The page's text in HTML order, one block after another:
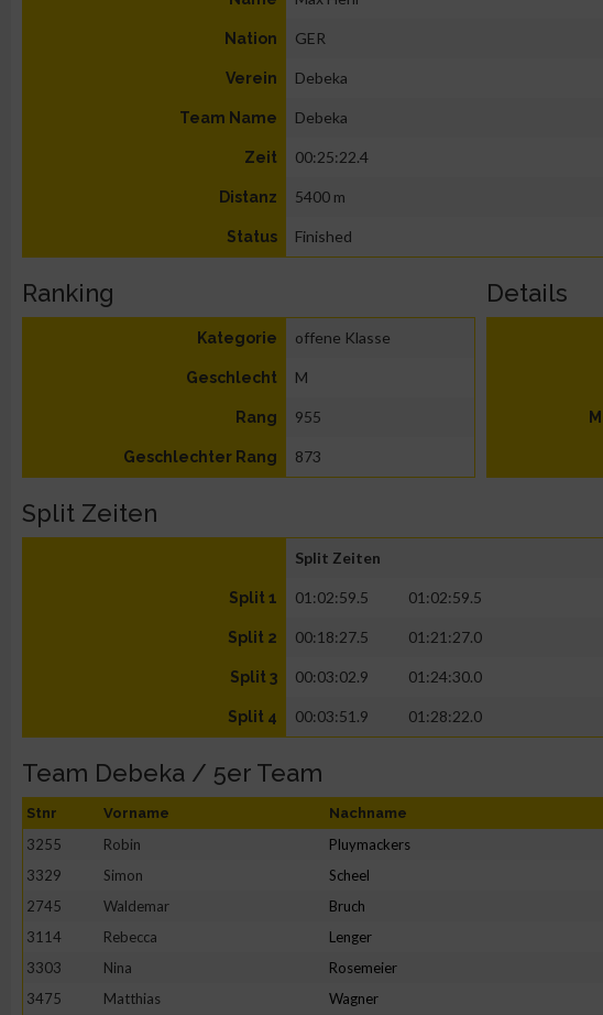
Nation GER
Verein Debeka
Team Name Debeka
Zeit 00:25:22.4
Distanz 5400 m
Status Finished
Ranking
Kategorie offene Klasse
Geschlecht M
Rang 955
Geschlechter Rang 873
Details
Split Zeiten
Split Zeiten
Split 1 01:02:59.5 01:02:59.5
Split 2 00:18:27.5 01:21:27.0
Split 3 00:03:02.9 01:24:30.0
Split 4 00:03:51.9 01:28:22.0
Team Debeka / 5er Team
Stnr Vorname Nachname
3255 Robin Pluymackers
3329
Simon Scheel
2745
Waldemar Bruch
3114
Rebecca Lenger
3303
Nina Rosemeier
3475
Matthias Wagner